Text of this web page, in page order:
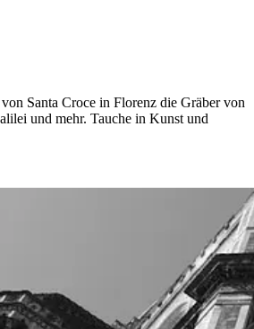
Santa Croce in Florenz die Gräber von
und mehr. Tauche in Kunst und